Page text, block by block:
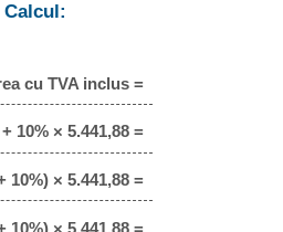
Calcul:
cu TVA inclus =
10% × 5.441,88 =
10%) × 5.441,88 =
10%) × 5.441,88 =